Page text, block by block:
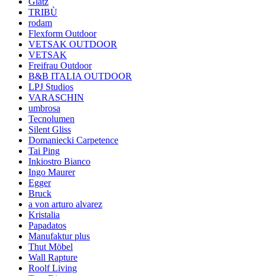
TRIBÙ
rodam
Flexform Outdoor
VETSAK OUTDOOR
VETSAK
Freifrau Outdoor
B&B ITALIA OUTDOOR
LPJ Studios
VARASCHIN
umbrosa
Tecnolumen
Silent Gliss
Domaniecki Carpetence
Tai Ping
Inkiostro Bianco
Ingo Maurer
Egger
Bruck
a von arturo alvarez
Kristalia
Papadatos
Manufaktur plus
Thut Möbel
Wall Rapture
Roolf Living